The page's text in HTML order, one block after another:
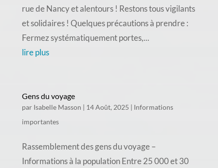
rue de Nancy et alentours ! Restons tous vigilants
et solidaires ! Quelques précautions à prendre :
Fermez systématiquement portes,...
lire plus
Gens du voyage
par Isabelle Masson | 14 Août, 2025 | Informations
importantes
Rassemblement des gens du voyage –
Informations à la population Entre 25 000 et 30